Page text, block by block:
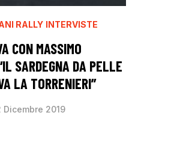
RALLY INTERVISTE
CON MASSIMO
SARDEGNA DA PELLE
LA TORRENIERI”
Dicembre 2019